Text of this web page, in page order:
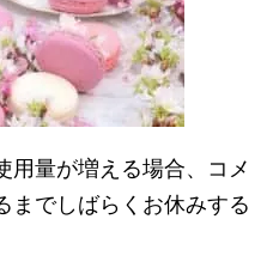
用量が増える場合、コメ
までしばらくお休みする